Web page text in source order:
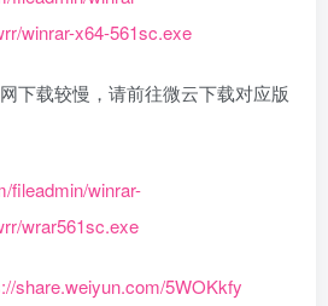
winrar-x64-561sc.exe
下载较慢，请前往微云下载对应版
fileadmin/winrar-
wrar561sc.exe
share.weiyun.com/5WOKkfy